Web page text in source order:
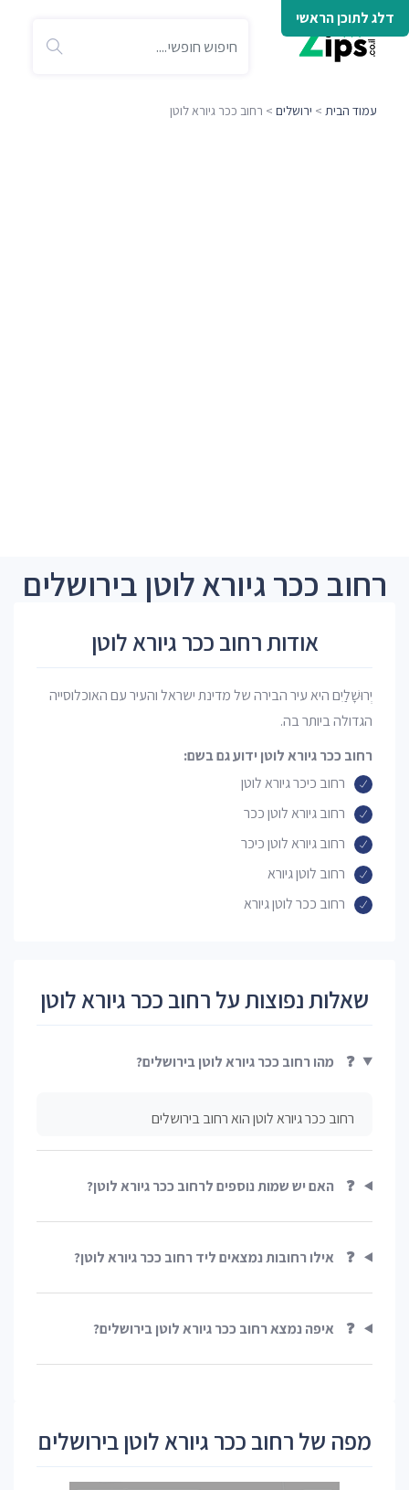
דלג לתוכן הראשי
עמוד הבית > ירושלים > רחוב ככר גיורא לוטן
רחוב ככר גיורא לוטן בירושלים
אודות רחוב ככר גיורא לוטן
יְרוּשָׁלַיִם היא עיר הבירה של מדינת ישראל והעיר עם האוכלוסייה
הגדולה ביותר בה.
רחוב ככר גיורא לוטן ידוע גם בשם:
רחוב כיכר גיורא לוטן
רחוב גיורא לוטן ככר
רחוב גיורא לוטן כיכר
רחוב לוטן גיורא
רחוב ככר לוטן גיורא
שאלות נפוצות על רחוב ככר גיורא לוטן
❓ מהו רחוב ככר גיורא לוטן בירושלים?
רחוב ככר גיורא לוטן הוא רחוב בירושלים
❓ האם יש שמות נוספים לרחוב ככר גיורא לוטן?
❓ אילו רחובות נמצאים ליד רחוב ככר גיורא לוטן?
❓ איפה נמצא רחוב ככר גיורא לוטן בירושלים?
מפה של רחוב ככר גיורא לוטן בירושלים